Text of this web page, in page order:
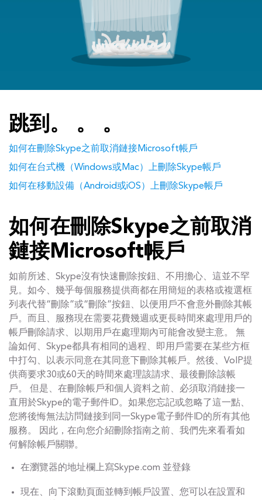
跳到。 。 。
如何在刪除Skype之前取消鏈接Microsoft帳戶
如何在台式機（Windows或Mac）上刪除Skype帳戶
如何在移動設備（Android或iOS）上刪除Skype帳戶
如何在刪除Skype之前取消
鏈接Microsoft帳戶
如前所述、Skype沒有快速刪除按鈕、不用擔心、這並不罕
見。如今、幾乎每個服務提供商都在用簡短的表格或複選框
列表代替“刪除”或“刪除”按鈕、以便用戶不會意外刪除其帳
戶。而且、服務現在需要花費幾週或更長時間來處理用戶的
帳戶刪除請求、以期用戶在處理期內可能會改變主意。 無
論如何、Skype都具有相同的過程、即用戶需要在某些方框
中打勾、以表示同意在其同意下刪除其帳戶。然後、VoIP提
供商要求30或60天的時間來處理該請求、最後刪除該帳
戶。 但是、在刪除帳戶和個人資料之前、必須取消鏈接一
直用於Skype的電子郵件ID。如果您忘記或忽略了這一點、
您將後悔無法訪問鏈接到同一Skype電子郵件ID的所有其他
服務。 因此，在向您介紹刪除指南之前、我們先來看看如
何解除帳戶關聯。
在瀏覽器的地址欄上寫Skype.com 並登錄
現在、向下滾動頁面並轉到帳戶設置、您可以在設置和